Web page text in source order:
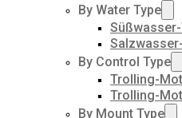
By Water Type
By Control Type
Trolling-
Trolling-
By Mount Type